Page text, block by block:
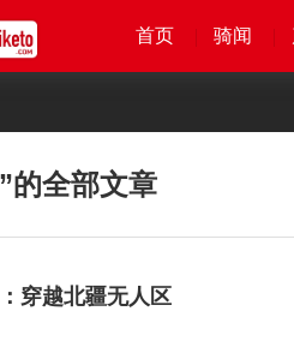
首页 骑闻
首页 骑闻
首页 骑闻
首页 骑闻
的全部文章
穿越北疆无人区